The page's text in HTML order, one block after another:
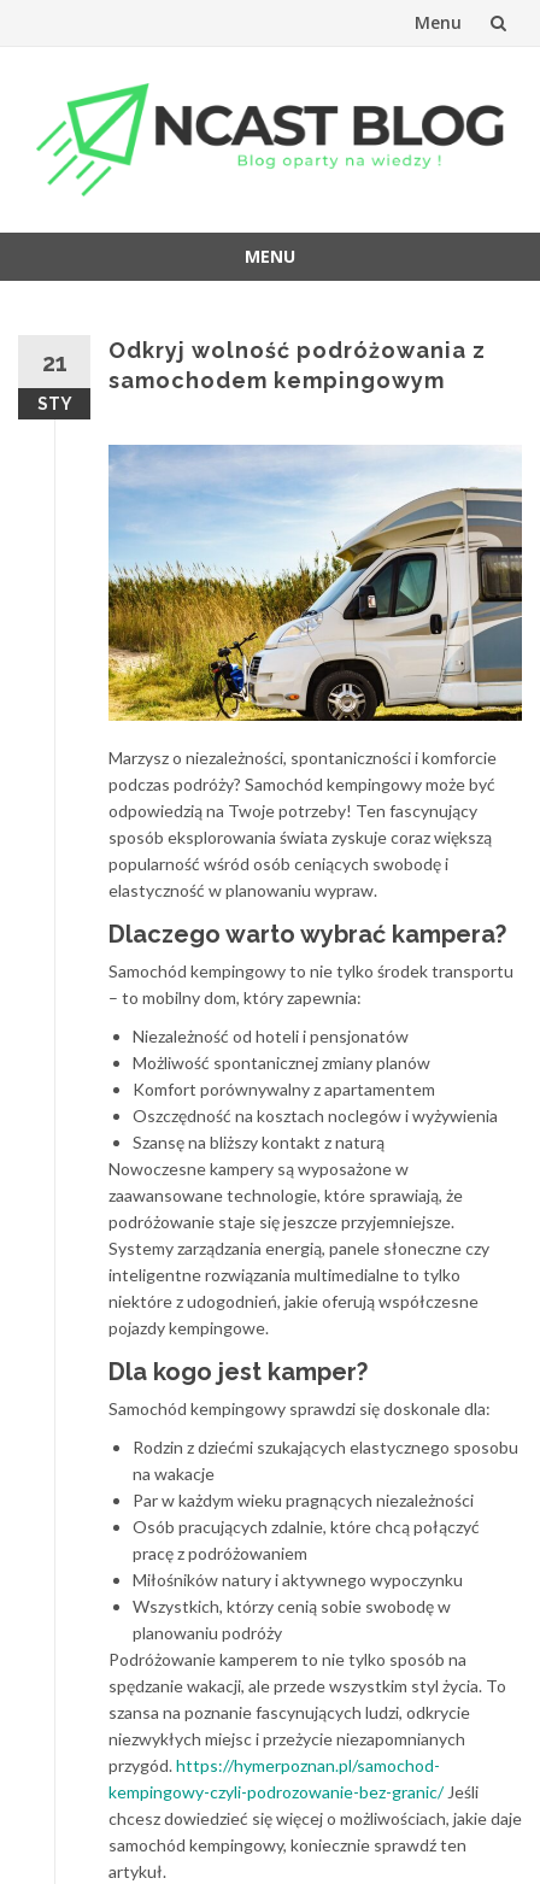
Menu
treści
MENU
21
STY
Odkryj wolność podróżowania z
samochodem kempingowym
Marzysz o niezależności, spontaniczności i komforcie
podczas podróży? Samochód kempingowy może być
odpowiedzią na Twoje potrzeby! Ten fascynujący
sposób eksplorowania świata zyskuje coraz większą
popularność wśród osób ceniących swobodę i
elastyczność w planowaniu wypraw.
Dlaczego warto wybrać kampera?
Samochód kempingowy to nie tylko środek transportu
– to mobilny dom, który zapewnia:
Niezależność od hoteli i pensjonatów
Możliwość spontanicznej zmiany planów
Komfort porównywalny z apartamentem
Oszczędność na kosztach noclegów i wyżywienia
Szansę na bliższy kontakt z naturą
Nowoczesne kampery są wyposażone w
zaawansowane technologie, które sprawiają, że
podróżowanie staje się jeszcze przyjemniejsze.
Systemy zarządzania energią, panele słoneczne czy
inteligentne rozwiązania multimedialne to tylko
niektóre z udogodnień, jakie oferują współczesne
pojazdy kempingowe.
Dla kogo jest kamper?
Samochód kempingowy sprawdzi się doskonale dla:
Rodzin z dziećmi szukających elastycznego sposobu
na wakacje
Par w każdym wieku pragnących niezależności
Osób pracujących zdalnie, które chcą połączyć
pracę z podróżowaniem
Miłośników natury i aktywnego wypoczynku
Wszystkich, którzy cenią sobie swobodę w
planowaniu podróży
Podróżowanie kamperem to nie tylko sposób na
spędzanie wakacji, ale przede wszystkim styl życia. To
szansa na poznanie fascynujących ludzi, odkrycie
niezwykłych miejsc i przeżycie niezapomnianych
przygód.https://hymerpoznan.pl/samochod-
kempingowy-czyli-podrozowanie-bez-granic/Jeśli
chcesz dowiedzieć się więcej o możliwościach, jakie daje
samochód kempingowy, koniecznie sprawdź ten
artykuł.